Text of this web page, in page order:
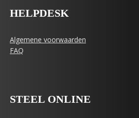
HELPDESK
Algemene voorwaarden
FAQ
STEEL ONLINE